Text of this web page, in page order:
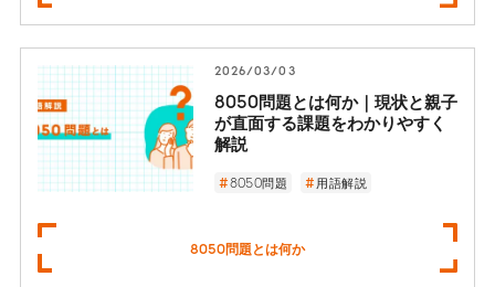
2026/03/03
8050問題とは何か｜現状と親子
が直面する課題をわかりやすく
解説
8050問題 用語解説
8050問題とは何か